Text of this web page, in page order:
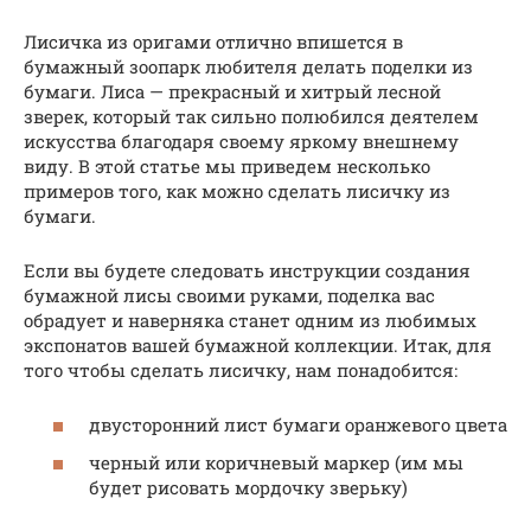
Лисичка из оригами отлично впишется в
бумажный зоопарк любителя делать поделки из
бумаги. Лиса — прекрасный и хитрый лесной
зверек, который так сильно полюбился деятелем
искусства благодаря своему яркому внешнему
виду. В этой статье мы приведем несколько
примеров того, как можно сделать лисичку из
бумаги.
Если вы будете следовать инструкции создания
бумажной лисы своими руками, поделка вас
обрадует и наверняка станет одним из любимых
экспонатов вашей бумажной коллекции. Итак, для
того чтобы сделать лисичку, нам понадобится:
двусторонний лист бумаги оранжевого цвета
черный или коричневый маркер (им мы
будет рисовать мордочку зверьку)